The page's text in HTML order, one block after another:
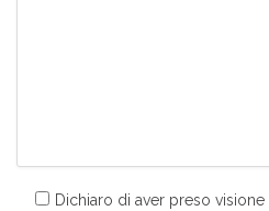
Dichiaro di aver preso visione